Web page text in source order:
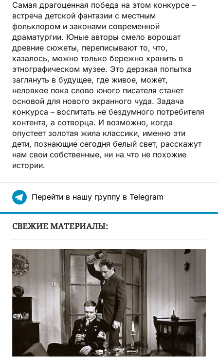
Самая драгоценная победа на этом конкурсе –
встреча детской фантазии с местным
фольклором и законами современной
драматургии. Юные авторы смело ворошат
древние сюжеты, переписывают то, что,
казалось, можно только бережно хранить в
этнографическом музее. Это дерзкая попытка
заглянуть в будущее, где живое, может,
неловкое пока слово юного писателя станет
основой для нового экранного чуда. Задача
конкурса – воспитать не бездумного потребителя
контента, а сотворца. И возможно, когда
опустеет золотая жила классики, именно эти
дети, познающие сегодня белый свет, расскажут
нам свои собственные, ни на что не похожие
истории.
Перейти в нашу группу в Telegram
СВЕЖИЕ МАТЕРИАЛЫ: